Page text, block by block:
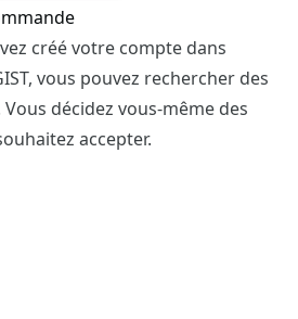
créé votre compte dans
vous pouvez rechercher des
décidez vous-même des
accepter.